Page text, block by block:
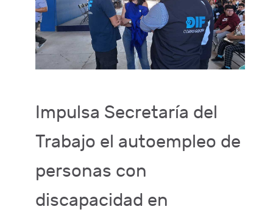
Impulsa Secretaría del
Trabajo el autoempleo de
personas con
discapacidad en